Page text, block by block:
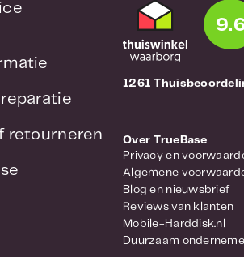
retourneren
1261
Over TrueBase
Privacy en
Algemene
Blog en nieuwsbrief
Reviews van klanten
Mobile-Harddisk.nl
Duurzaam